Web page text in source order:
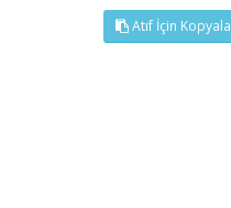
Atıf İçin Kopyala